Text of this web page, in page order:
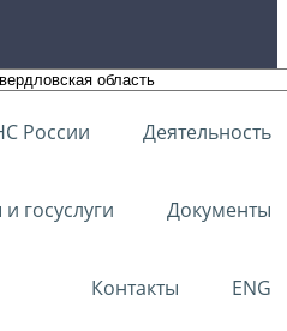
России Деятельность
госуслуги Документы
Контакты ENG